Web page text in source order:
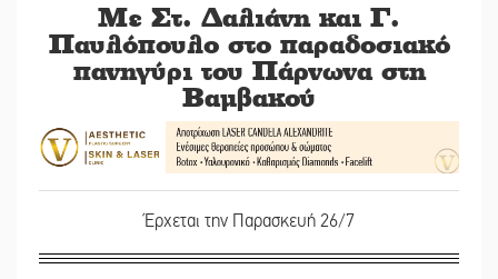
Με Στ. Δαλιάνη και Γ.
Παυλόπουλο στο παραδοσιακό
πανηγύρι του Πάρνωνα στη
Βαμβακού
Έρχεται την Παρασκευή 26/7